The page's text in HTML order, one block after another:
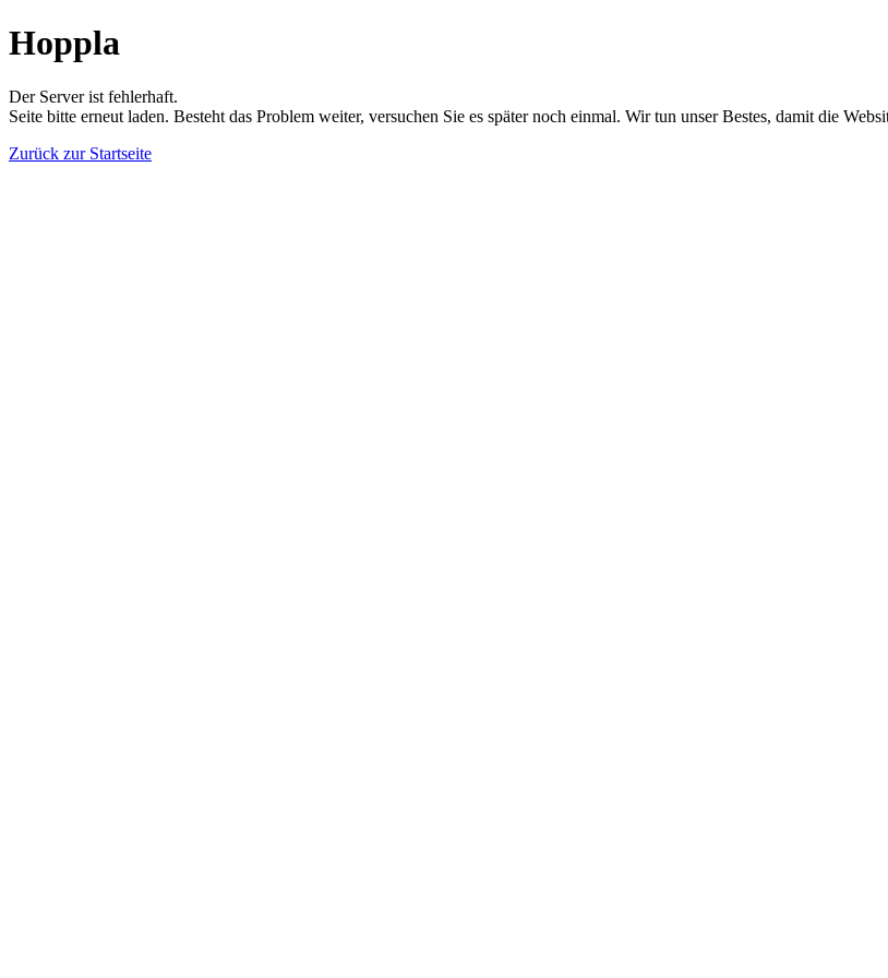
Hoppla
Der Server ist fehlerhaft.
Seite bitte erneut laden. Besteht das Problem weiter, versuchen Sie es später noch einmal. Wir tun unser Bestes, damit die
Zurück zur Startseite